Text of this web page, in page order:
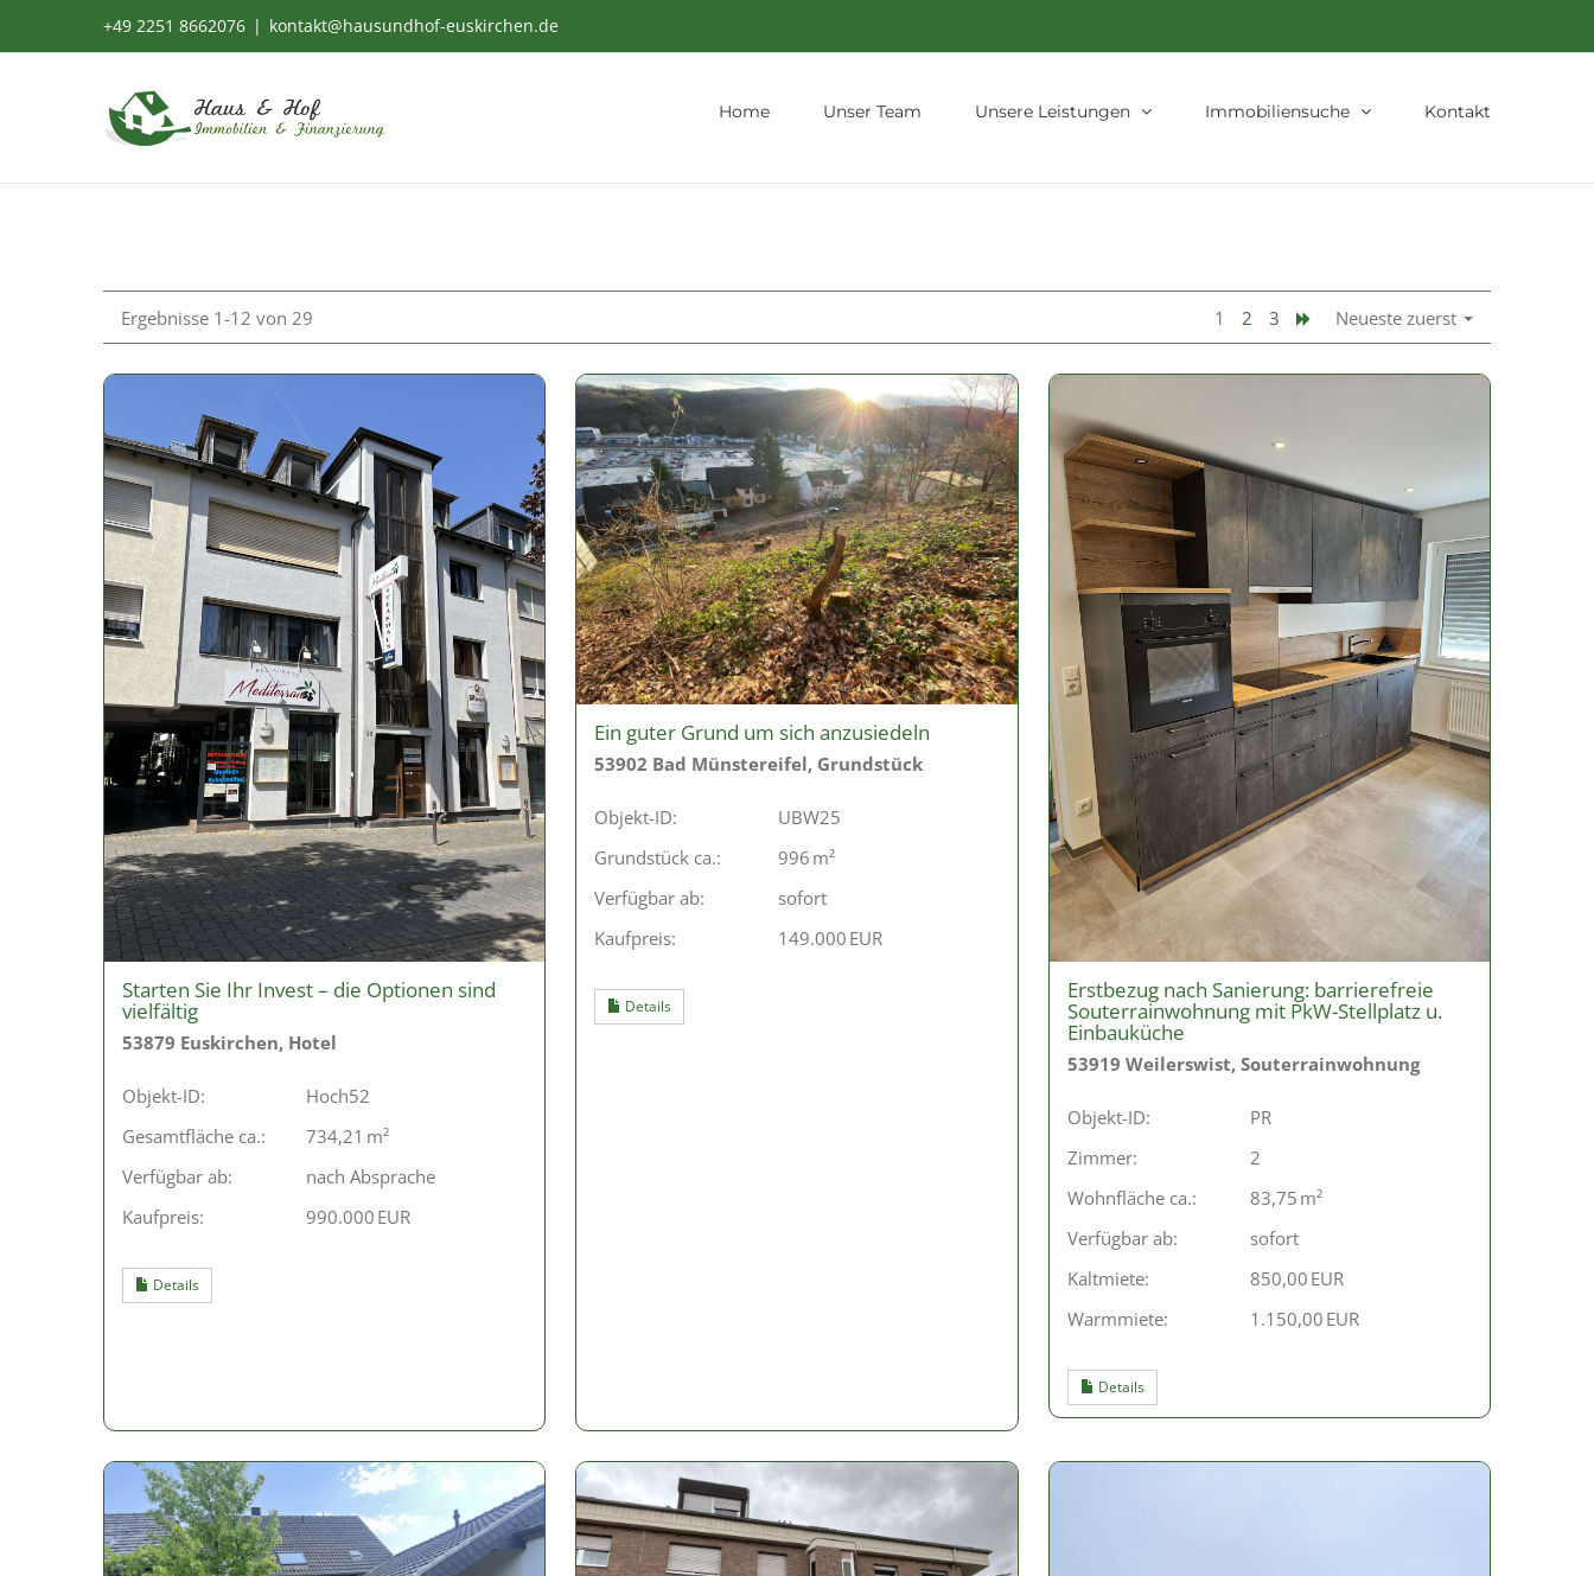
Inhalt
+49 2251 8662076 | kontakt@hausundhof-euskirchen.de
Home Unser Team Unsere Leistungen Immobiliensuche Kontakt
Ergebnisse 1-12 von 29 1 2 3 Neueste zuerst
Starten Sie Ihr Invest – die Optionen sind
vielfältig
53879 Euskirchen, Hotel
Objekt-ID:
Hoch52
Gesamtfläche ca.:
734,21 m²
Verfügbar ab:
nach Absprache
Kaufpreis:
990.000 EUR
Details
Ein guter Grund um sich anzusiedeln
53902 Bad Münstereifel, Grundstück
Objekt-ID:
UBW25
Grund­stück ca.:
996 m²
Verfügbar ab:
sofort
Kaufpreis:
149.000 EUR
Details
Erstbezug nach Sanierung: barrierefreie
Souterrainwohnung mit PkW-Stellplatz u.
Einbauküche
53919 Weilerswist, Souterrainwohnung
Objekt-ID:
PR
Zimmer:
2
Wohnfläche ca.:
83,75 m²
Verfügbar ab:
sofort
Kaltmiete:
850,00 EUR
Warmmiete:
1.150,00 EUR
Details